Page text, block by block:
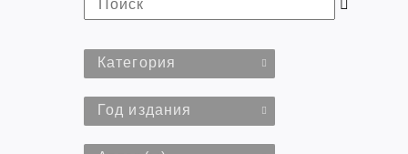
Категория
Год издания